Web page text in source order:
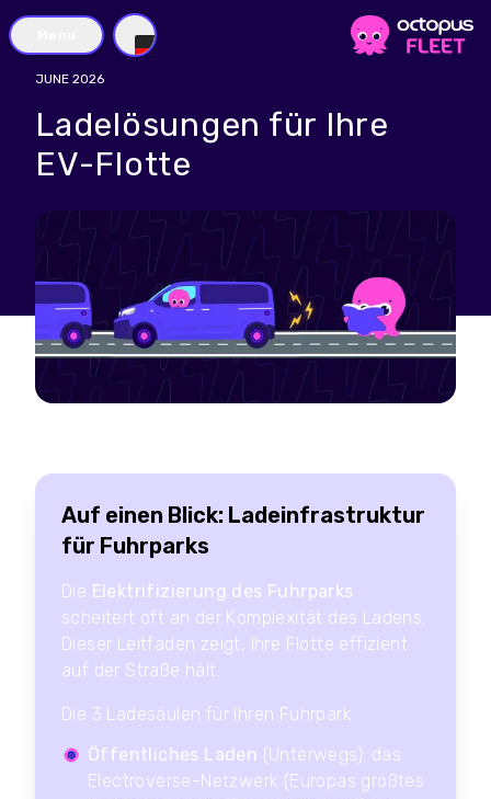
DE
JUNE 2026
Ladelösungen für Ihre
EV-Flotte
Auf einen Blick: Ladeinfrastruktur
für Fuhrparks
Die Elektrifizierung des Fuhrparks
scheitert oft an der Komplexität des Ladens.
Dieser Leitfaden zeigt, Ihre Flotte effizient
auf der Straße hält.
Die 3 Ladesäulen für Ihren Fuhrpark
Öffentliches Laden (Unterwegs): das
Electroverse-Netzwerk (Europas größtes